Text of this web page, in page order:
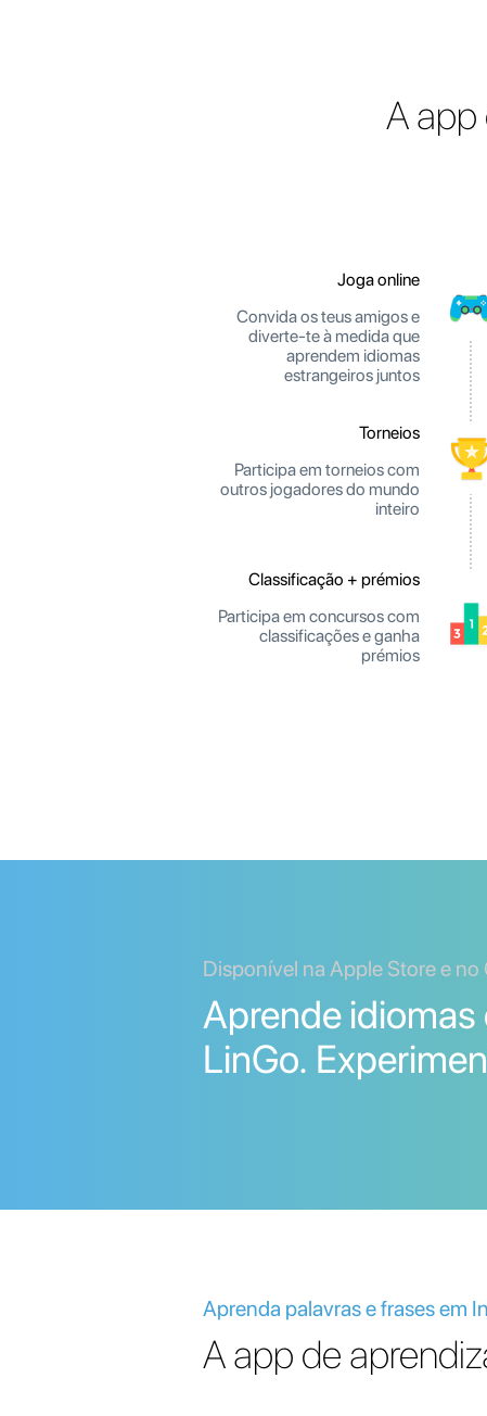
A app
Joga online
Convida os teus amigos e
diverte-te à medida que
aprendem idiomas
estrangeiros juntos
Torneios
Participa em torneios com
outros jogadores do mundo
inteiro
Classificação + prémios
Participa em concursos com
classificações e ganha
prémios
Disponível na Apple Store e no
Aprende idiomas
LinGo.
Aprenda palavras e frases em
A app de